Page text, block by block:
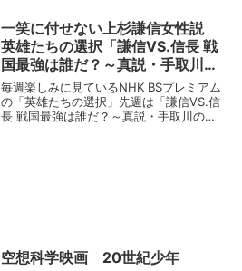
か。謎とき？的な部分に、湯川が登場す
るべきような要素はあまり感じ...
一笑に付せない上杉謙信女性説
英雄たちの選択「謙信VS.信長 戦
国最強は誰だ？～真説・手取川の
戦い～」を見て
毎週楽しみに見ているNHK BSプレミアム
の「英雄たちの選択」先週は「謙信VS.信
長 戦国最強は誰だ？～真説・手取川の戦
空想科学映画 20世紀少年